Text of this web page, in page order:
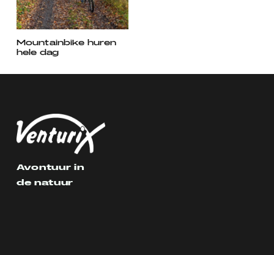
Mountainbike huren
hele dag
Avontuur in
de natuur